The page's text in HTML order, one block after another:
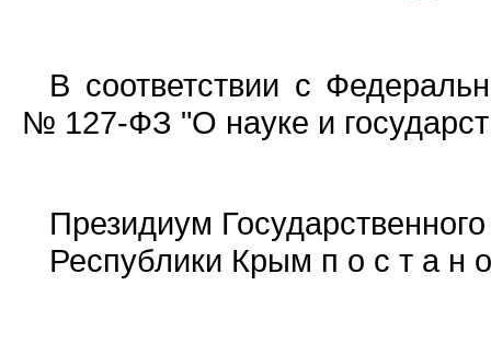
В соответствии с
№ 127-ФЗ "О науке и
Президиум
Республики Крым п о с т а н